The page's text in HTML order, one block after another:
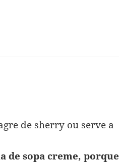
de sherry ou serve a
de sopa creme, porque